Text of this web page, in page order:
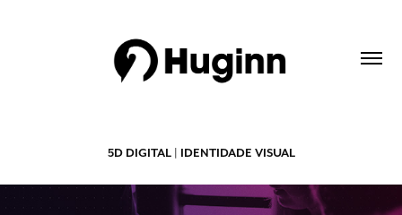
5D DIGITAL | IDENTIDADE VISUAL